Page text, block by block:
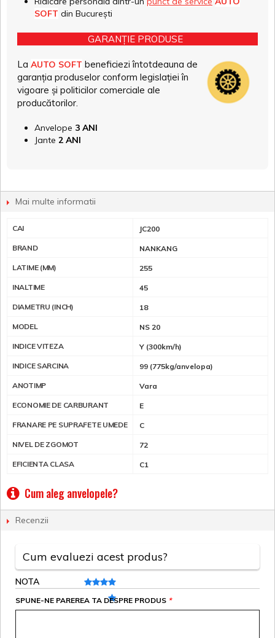
SOFT din București
GARANȚIE PRODUSE
La AUTO SOFT beneficiezi întotdeauna de
garanția produselor conform legislației în
vigoare și politicilor comerciale ale
producătorilor.
Anvelope 3 ANI
Jante 2 ANI
Mai multe informatii
CAI JC200
BRAND NANKANG
LATIME (MM) 255
INALTIME 45
DIAMETRU (INCH) 18
MODEL NS 20
INDICE VITEZA Y (300km/h)
INDICE SARCINA 99 (775kg/anvelopa)
ANOTIMP Vara
ECONOMIE DE CARBURANT E
FRANARE PE SUPRAFETE UMEDE C
NIVEL DE ZGOMOT 72
EFICIENTA CLASA C1
Cum aleg anvelopele?
Recenzii
Cum evaluezi acest produs?
NOTA
*
SPUNE-NE PAREREA TA DESPRE PRODUS